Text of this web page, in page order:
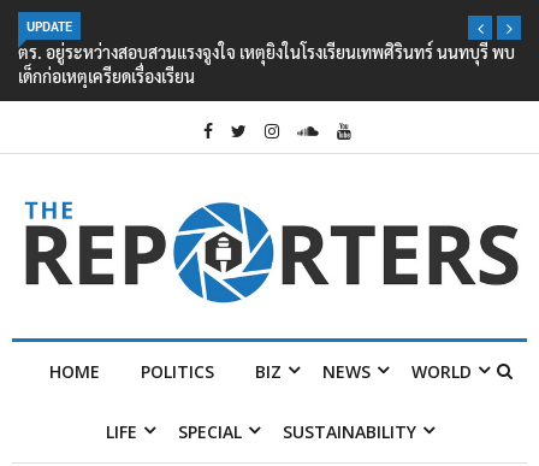
UPDATE
ตร. อยู่ระหว่างสอบสวนแรงจูงใจ เหตุยิงในโรงเรียนเทพศิรินทร์ นนทบุรี พบ
เด็กก่อเหตุเครียดเรื่องเรียน
HOME POLITICS BIZ NEWS WORLD
LIFE SPECIAL SUSTAINABILITY